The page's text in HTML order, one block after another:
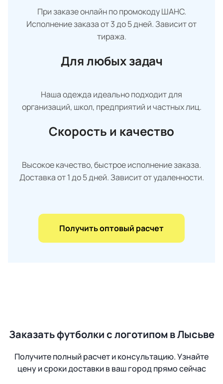
При заказе онлайн по промокоду ШАНС.
Исполнение заказа от 3 до 5 дней. Зависит от
тиража.
Для любых задач
Наша одежда идеально подходит для
организаций, школ, предприятий и частных лиц.
Скорость и качество
Высокое качество, быстрое исполнение заказа.
Доставка от 1 до 5 дней. Зависит от удаленности.
Получить оптовый расчет
Заказать футболки с логотипом в Лысьве
Получите полный расчет и консультацию. Узнайте
цену и сроки доставки в ваш город прямо сейчас